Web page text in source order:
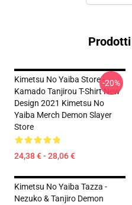
Kimetsu No Yaiba Store -
Kamado Tanjirou T-Shirt New
Design 2021 Kimetsu No
Yaiba Merch Demon Slayer
Store
24,38 € - 28,06 €
-20%
Kimetsu No Yaiba Tazza -
Nezuko & Tanjiro Demon